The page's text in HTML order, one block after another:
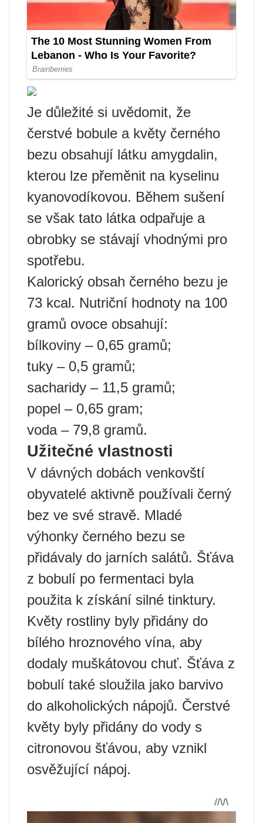
Je důležité si uvědomit, že
čerstvé bobule a květy černého
bezu obsahují látku amygdalin,
kterou lze přeměnit na kyselinu
kyanovodíkovou. Během sušení
se však tato látka odpařuje a
obrobky se stávají vhodnými pro
spotřebu.
Kalorický obsah černého bezu je
73 kcal. Nutriční hodnoty na 100
gramů ovoce obsahují:
bílkoviny – 0,65 gramů;
tuky – 0,5 gramů;
sacharidy – 11,5 gramů;
popel – 0,65 gram;
voda – 79,8 gramů.
Užitečné vlastnosti
V dávných dobách venkovští
obyvatelé aktivně používali černý
bez ve své stravě. Mladé
výhonky černého bezu se
přidávaly do jarních salátů. Šťáva
z bobulí po fermentaci byla
použita k získání silné tinktury.
Květy rostliny byly přidány do
bílého hroznového vína, aby
dodaly muškátovou chuť. Šťáva z
bobulí také sloužila jako barvivo
do alkoholických nápojů. Čerstvé
květy byly přidány do vody s
citronovou šťávou, aby vznikl
osvěžující nápoj.